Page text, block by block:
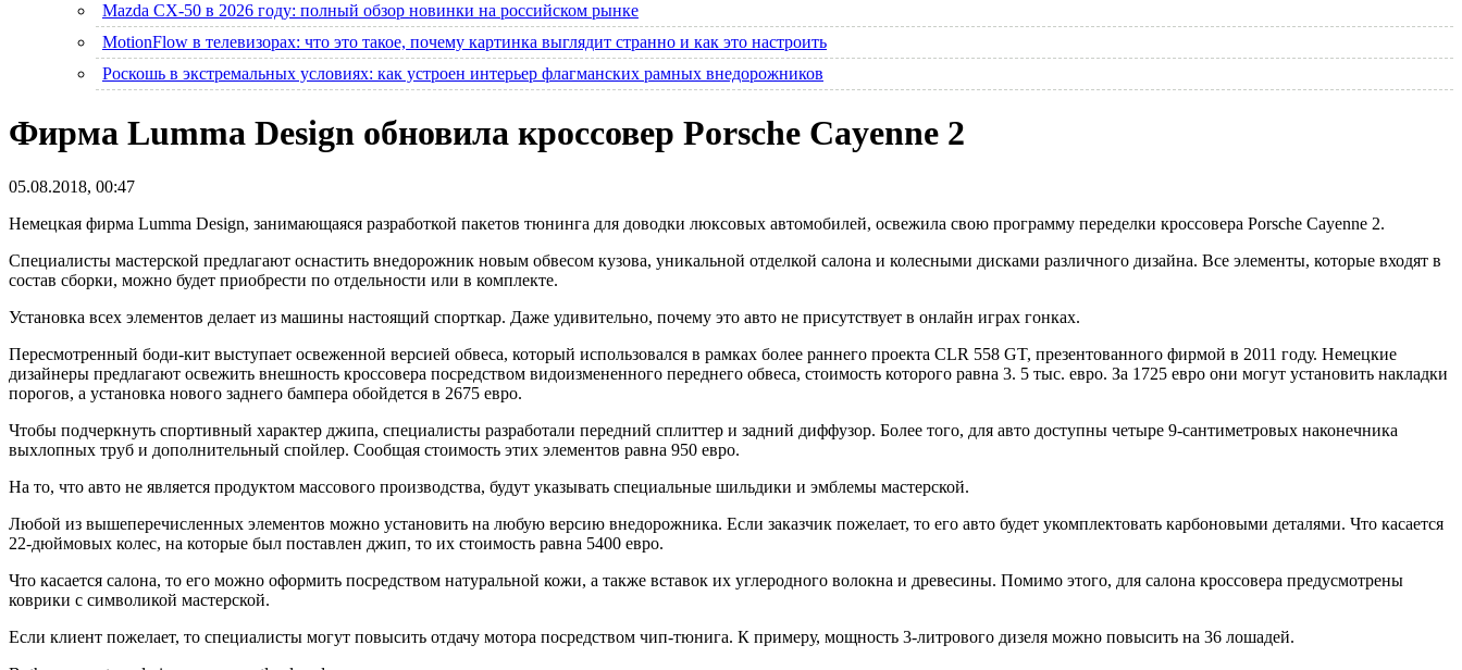
Mazda CX-50 в 2026 году: полный обзор новинки на российском рынке
MotionFlow в телевизорах: что это такое, почему картинка выглядит странно и как это настроить
Роскошь в экстремальных условиях: как устроен интерьер флагманских рамных внедорожников
Фирма Lumma Design обновила кроссовер Porsche Cayenne 2
05.08.2018, 00:47
Немецкая фирма Lumma Design, занимающаяся разработкой пакетов тюнинга для доводки люксовых автомобилей, освежила свою программу переделки кроссовера Porsche Cayenne 2.
Специалисты мастерской предлагают оснастить внедорожник новым обвесом кузова, уникальной отделкой салона и колесными дисками различного дизайна. Все элементы, которые входят в
состав сборки, можно будет приобрести по отдельности или в комплекте.
Установка всех элементов делает из машины настоящий спорткар. Даже удивительно, почему это авто не присутствует в онлайн играх гонках.
Пересмотренный боди-кит выступает освеженной версией обвеса, который использовался в рамках более раннего проекта CLR 558 GT, презентованного фирмой в 2011 году. Немецкие
дизайнеры предлагают освежить внешность кроссовера посредством видоизмененного переднего обвеса, стоимость которого равна 3. 5 тыс. евро. За 1725 евро они могут установить накладки
порогов, а установка нового заднего бампера обойдется в 2675 евро.
Чтобы подчеркнуть спортивный характер джипа, специалисты разработали передний сплиттер и задний диффузор. Более того, для авто доступны четыре 9-сантиметровых наконечника
выхлопных труб и дополнительный спойлер. Сообщая стоимость этих элементов равна 950 евро.
На то, что авто не является продуктом массового производства, будут указывать специальные шильдики и эмблемы мастерской.
Любой из вышеперечисленных элементов можно установить на любую версию внедорожника. Если заказчик пожелает, то его авто будет укомплектовать карбоновыми деталями. Что касается
22-дюймовых колес, на которые был поставлен джип, то их стоимость равна 5400 евро.
Что касается салона, то его можно оформить посредством натуральной кожи, а также вставок их углеродного волокна и древесины. Помимо этого, для салона кроссовера предусмотрены
коврики с символикой мастерской.
Если клиент пожелает, то специалисты могут повысить отдачу мотора посредством чип-тюнига. К примеру, мощность 3-литрового дизеля можно повысить на 36 лошадей.